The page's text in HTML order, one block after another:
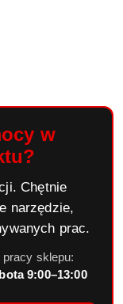
w
Chętnie
narzędzie,
prac.
sklepu:
9:00–13:00